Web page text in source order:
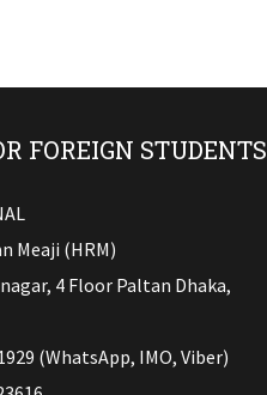
FOREIGN STUDENTS
Meaji (HRM)
4 Floor Paltan Dhaka,
(WhatsApp, IMO, Viber)